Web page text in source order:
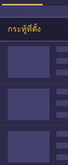
กระทู้ที่ตั้ง